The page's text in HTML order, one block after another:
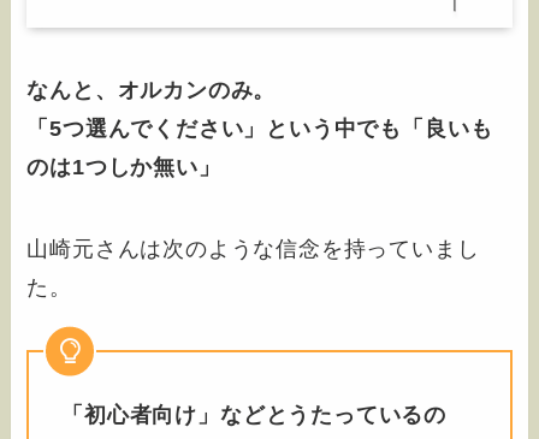
なんと、オルカンのみ。
「5つ選んでください」という中でも「良いも
のは1つしか無い」
山崎元さんは次のような信念を持っていまし
た。
「初心者向け」などとうたっているの